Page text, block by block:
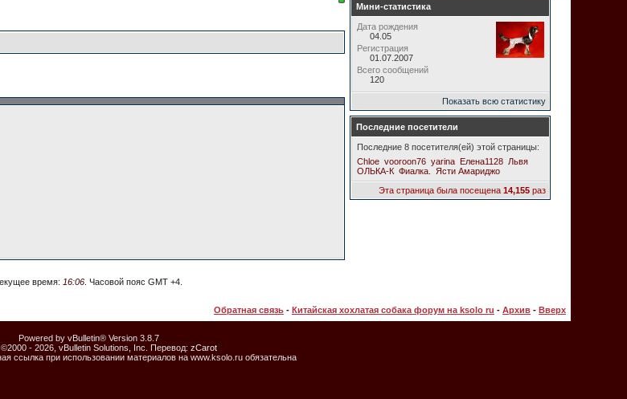
Мини-статистика
Дата рождения
04.05
Регистрация
01.07.2007
Всего сообщений
120
Показать всю статистику
Последние посетители
Последние 8 посетителя(ей) этой страницы:
Chloe vooroon76 yarina Елена1128 Львя
ОЛЬКА-К Фиалка.
Ясти Амариджо
Эта страница была посещена 14,155 раз
время: 16:06 . Часовой пояс GMT +4.
Обратная связь - Китайская хохлатая собака форум на ksolo ru - Архив - Вверх
Powered by vBulletin® Version 3.8.7
- 2026, vBulletin Solutions, Inc. Перевод: zCarot
ссылка при использовании материалов на www.ksolo.ru обязательна